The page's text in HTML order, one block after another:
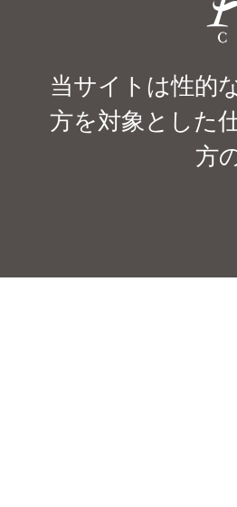
当サイトは性的
方を対象とした
方